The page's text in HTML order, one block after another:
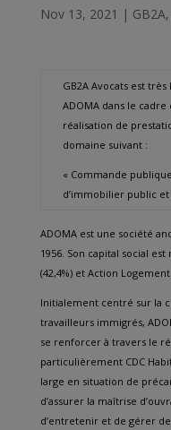
Nov 13, 2021 | GB2A,
GB2A Avocats est
ADOMA dans le
réalisation de
domaine suivant :
« Commande
d’immobilier public
ADOMA est une société
1956. Son capital social est
(42,4%) et Action Logement
Initialement centré sur la
travailleurs immigrés,
se renforcer à travers le
particulièrement CDC
large en situation de
d’assurer la maîtrise
d’entretenir et de gérer